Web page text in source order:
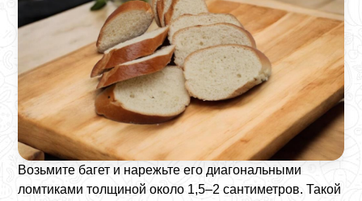
Возьмите багет и нарежьте его диагональными
ломтиками толщиной около 1,5–2 сантиметров. Такой